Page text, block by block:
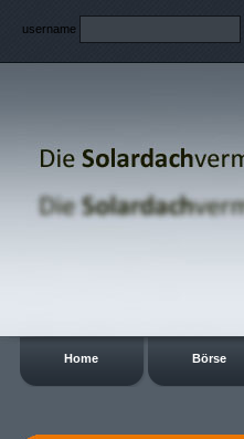
username
Home Börse